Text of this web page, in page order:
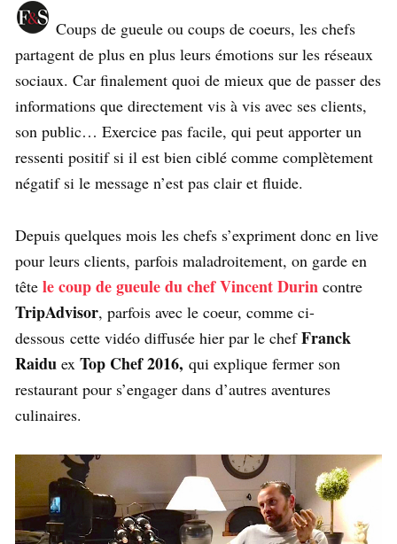
Coups de gueule ou coups de coeurs, les chefs
partagent de plus en plus leurs émotions sur les réseaux
sociaux. Car finalement quoi de mieux que de passer des
informations que directement vis à vis avec ses clients,
son public… Exercice pas facile, qui peut apporter un
ressenti positif si il est bien ciblé comme complètement
négatif si le message n’est pas clair et fluide.
Depuis quelques mois les chefs s’expriment donc en live
pour leurs clients, parfois maladroitement, on garde en
tête le coup de gueule du chef Vincent Durin contre
TripAdvisor, parfois avec le coeur, comme ci-
dessous cette vidéo diffusée hier par le chefFranck
Raidu ex Top Chef 2016, qui explique fermer son
restaurant pour s’engager dans d’autres aventures
culinaires.